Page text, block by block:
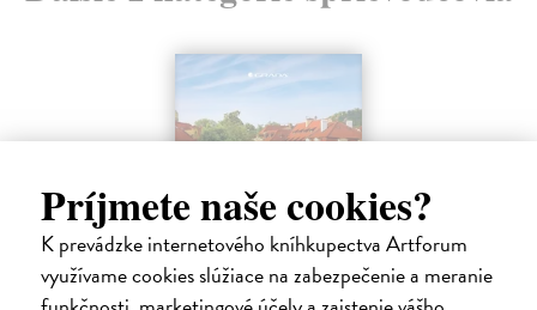
Príjmete naše cookies?
K prevádzke internetového kníhkupectva Artforum
využívame cookies slúžiace na zabezpečenie a meranie